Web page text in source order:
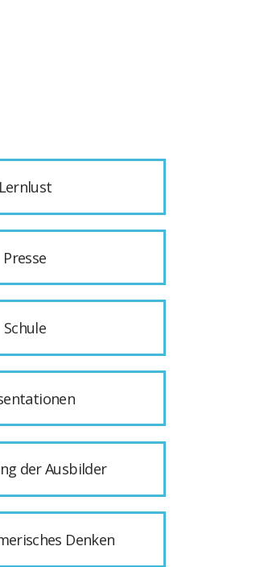
Lernlust
Presse
Schule
der Ausbilder
Denken